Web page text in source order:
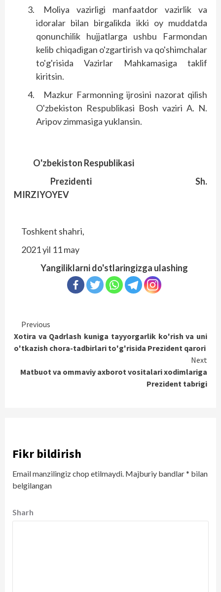
Moliya vazirligi manfaatdor vazirlik va
idoralar bilan birgalikda ikki oy muddatda
qonunchilik hujjatlarga ushbu Farmondan
kelib chiqadigan o'zgartirish va qo'shimchalar
to'g'risida Vazirlar Mahkamasiga taklif
kiritsin.
Mazkur Farmonning ijrosini nazorat qilish
O'zbekiston Respublikasi Bosh vaziri A. N.
Aripov zimmasiga yuklansin.
O'zbekiston Respublikasi
Prezidenti Sh.
MIRZIYOYEV
Toshkent shahri,
2021 yil 11 may
Yangiliklarni do'stlaringizga ulashing
Continue
Reading
Previous
Xotira va Qadrlash kuniga tayyorgarlik ko'rish va uni
o'tkazish chora-tadbirlari to'g'risida Prezident qarori
Next
Matbuot va ommaviy axborot vositalari xodimlariga
Prezident tabrigi
Fikr bildirish
Email manzilingiz chop etilmaydi. Majburiy bandlar* bilan
belgilangan
Sharh